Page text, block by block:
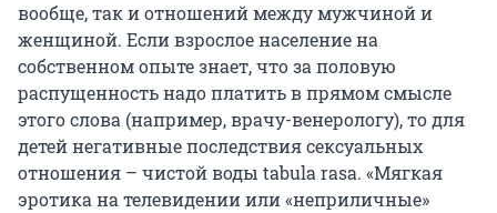
вообще, так и отношений между мужчиной и
женщиной. Если взрослое население на
собственном опыте знает, что за половую
распущенность надо платить в прямом смысле
этого слова (например, врачу-венерологу), то для
детей негативные последствия сексуальных
отношения – чистой воды tabula rasa. «Мягкая
эротика на телевидении или «неприличные»